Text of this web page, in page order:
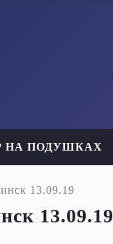
НА ПОДУШКАХ
13.09.19
13.09.19